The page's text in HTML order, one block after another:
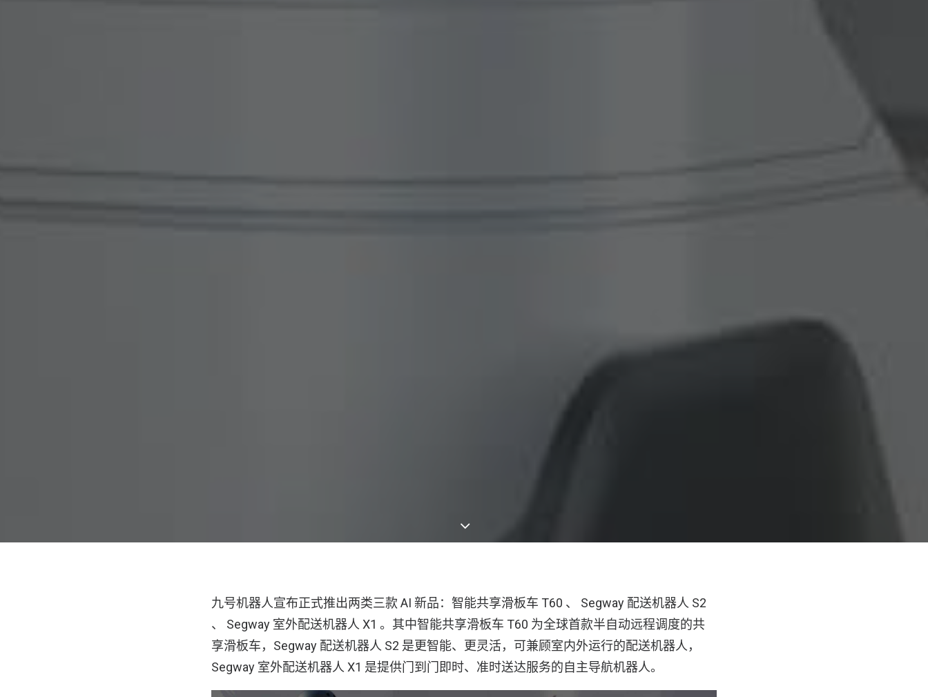
九号机器人宣布正式推出两类三款 AI 新品：智能共享滑板车 T60 、 Segway 配送机器人 S2
、 Segway 室外配送机器人 X1 。其中智能共享滑板车 T60 为全球首款半自动远程调度的共
享滑板车，Segway 配送机器人 S2 是更智能、更灵活，可兼顾室内外运行的配送机器人，
Segway 室外配送机器人 X1 是提供门到门即时、准时送达服务的自主导航机器人。